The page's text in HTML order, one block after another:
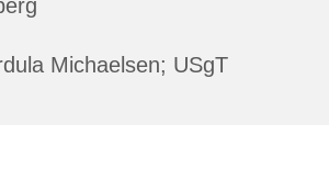
Michaelsen; USgT